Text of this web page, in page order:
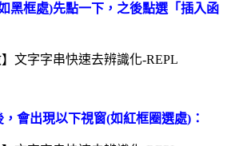
黑框處)先點一下，之後點選「插入函
會出現以下視窗(如紅框圈選處)：